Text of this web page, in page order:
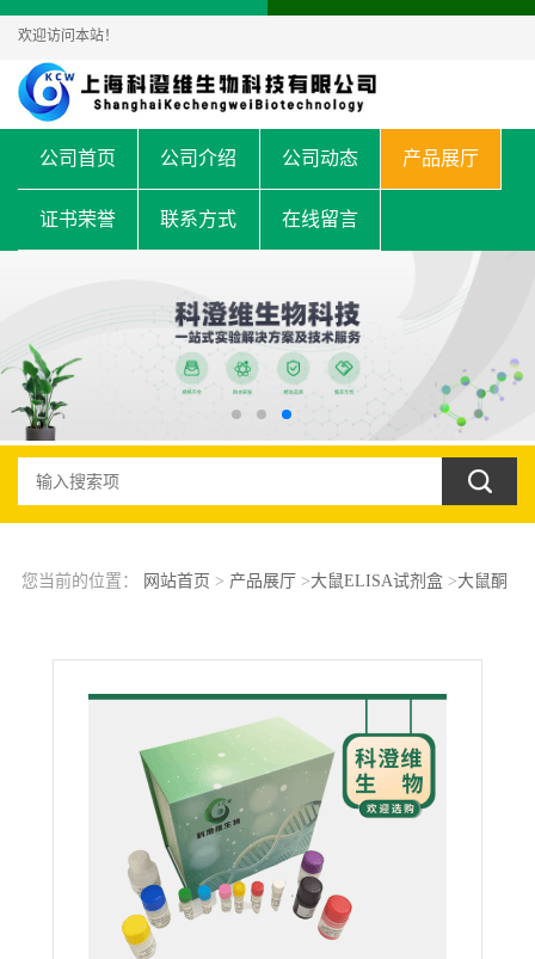
欢迎访问本站！
公司首页 公司介绍 公司动态 产品展厅
证书荣誉 联系方式 在线留言
您当前的位置： 网站首页 > 产品展厅>大鼠ELISA试剂盒>大鼠酮